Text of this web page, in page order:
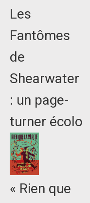
Les
Fantômes
de
Shearwater
: un page-
turner écolo
« Rien que